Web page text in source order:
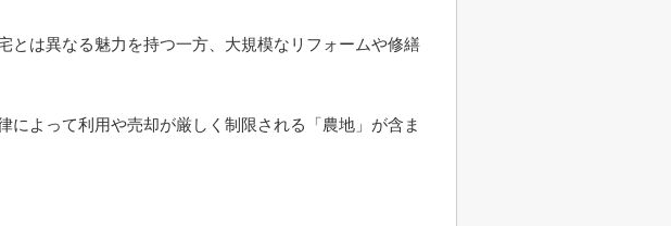
とは異なる魅力を持つ一方、大規模なリフォームや修繕
よって利用や売却が厳しく制限される「農地」が含ま